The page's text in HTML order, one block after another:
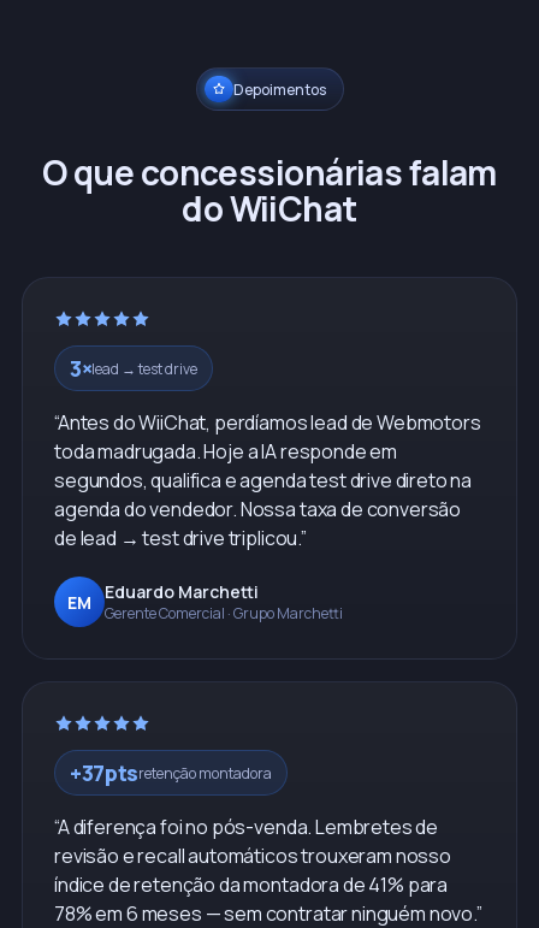
Depoimentos
O que concessionárias falam
do WiiChat
3×lead → test drive
“Antes do WiiChat, perdíamos lead de Webmotors
toda madrugada. Hoje a IA responde em
segundos, qualifica e agenda test drive direto na
agenda do vendedor. Nossa taxa de conversão
de lead → test drive triplicou.”
EM Eduardo Marchetti
Gerente Comercial ·Grupo Marchetti
+37ptsretenção montadora
“A diferença foi no pós-venda. Lembretes de
revisão e recall automáticos trouxeram nosso
índice de retenção da montadora de 41% para
78% em 6 meses — sem contratar ninguém novo.”